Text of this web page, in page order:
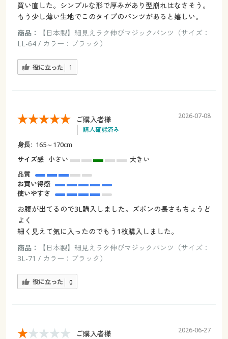
買い直した。シンプルな形で厚みがあり型崩れはなさそう。
もう少し薄い生地でこのタイプのパンツがあると嬉しい。
商品：
【日本製】細見えラク伸びマジックパンツ（サイズ：
LL-64 / カラー：ブラック）
役に立った 1
ご購入者様
購入確認済み
2026-07-08
身長: 165～170cm
サイズ感 小さい
大きい
品質
お買い得感
使いやすさ
お腹が出てるので3L購入しました。ズボンの長さもちょうど
よく
細く見えて気に入ったのでもう1枚購入しました。
商品：
【日本製】細見えラク伸びマジックパンツ（サイズ：
3L-71 / カラー：ブラック）
役に立った 0
ご購入者様 2026-06-27